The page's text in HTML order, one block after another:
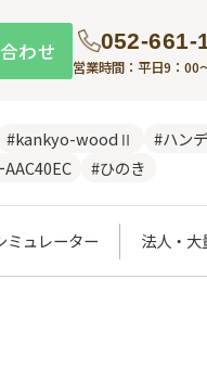
わせ 052-661-
営業時間：平日9：00
#kankyo-woodⅡ #ハン
#ひのき
ミュレーター 法人・大